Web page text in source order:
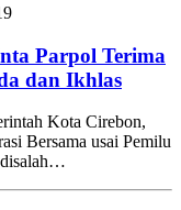
Parpol Terima
dan Ikhlas
Kota Cirebon,
Bersama usai Pemilu
disalah…